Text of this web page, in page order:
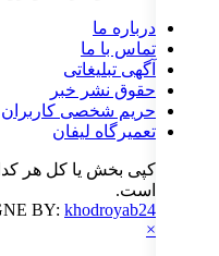
درباره ما
تماس با ما
آگهی تبلیغاتی
حقوق نشر خبر
حریم شخصی کاربران
تعمیرگاه لیفان
کپی بخش یا کل هر
است.
BY: khodroyab24
×